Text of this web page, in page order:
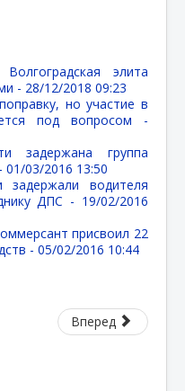
элита
- 28/12/2018 09:23
но участие в
под вопросом -
задержана группа
01/03/2016 13:50
задержали водителя
ДПС - 19/02/2016
присвоил 22
- 05/02/2016 10:44
Вперед